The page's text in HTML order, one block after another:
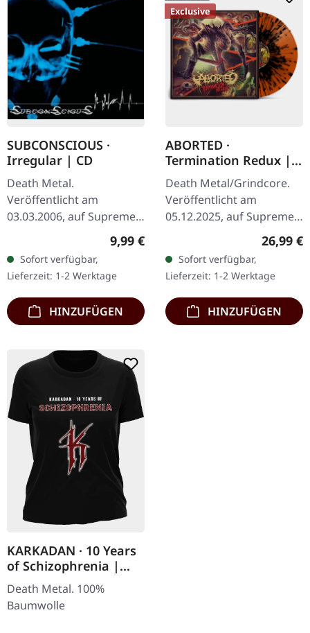
SUBCONSCIOUS ·
Irregular | CD
Death Metal.
Veröffentlicht am
03.03.2006, auf Supreme
Chaos Records. CD im
Jewelcase mit 8-seitigem
Booklet. Subconscious
liefern mit "Irregular"…
Regulärer Preis:
9,99 €
Sofort verfügbar,
Lieferzeit: 1-2 Werktage
HINZUFÜGEN
Exclusive
ABORTED ·
Termination Redux |
ORANGE/BLACK
SPLATTER LP
Death Metal/Grindcore.
Veröffentlicht am
05.12.2025, auf Supreme
Orangenes Vinyl mit
schwarzen Splattern -
"Slash Splatter Vinyl".…
26,99 €
Sofort verfügbar,
Lieferzeit: 1-2 Werktage
HINZUFÜGEN
KARKADAN · 10 Years
of Schizophrenia |
GIRLIE
Death Metal. 100%
Baumwolle